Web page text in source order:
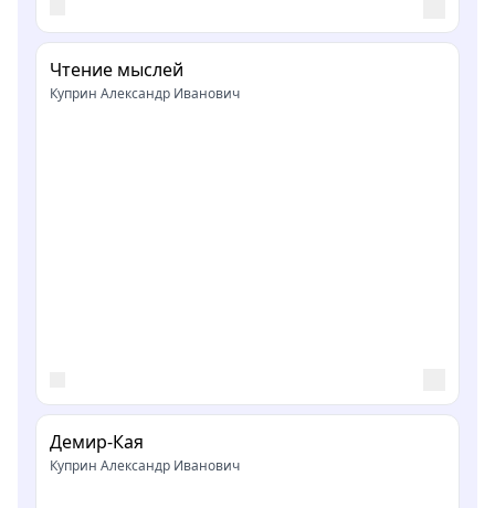
Чтение мыслей
Куприн Александр Иванович
Демир-Кая
Куприн Александр Иванович